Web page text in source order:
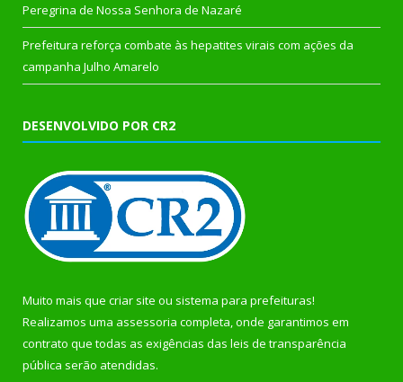
Peregrina de Nossa Senhora de Nazaré
Prefeitura reforça combate às hepatites virais com ações da
campanha Julho Amarelo
DESENVOLVIDO POR CR2
Muito mais que criar site ou sistema para prefeituras!
Realizamos uma assessoria completa, onde garantimos em
contrato que todas as exigências das leis de transparência
pública serão atendidas.